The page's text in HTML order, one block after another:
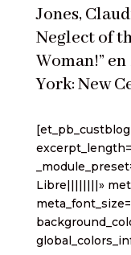
Jones,
Neglect of
Woman!” en
York: New
Libre||||||||»